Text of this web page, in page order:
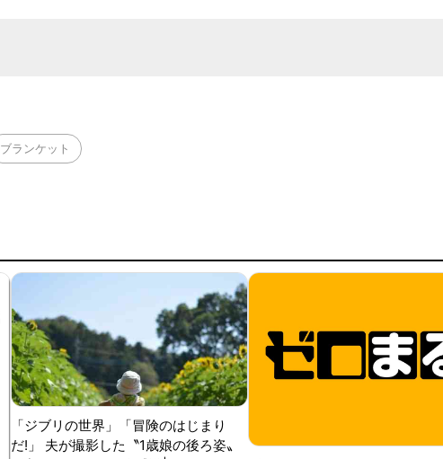
ブランケット
「ジブリの世界」「冒険のはじまり
だ!」 夫が撮影した〝1歳娘の後ろ姿〟